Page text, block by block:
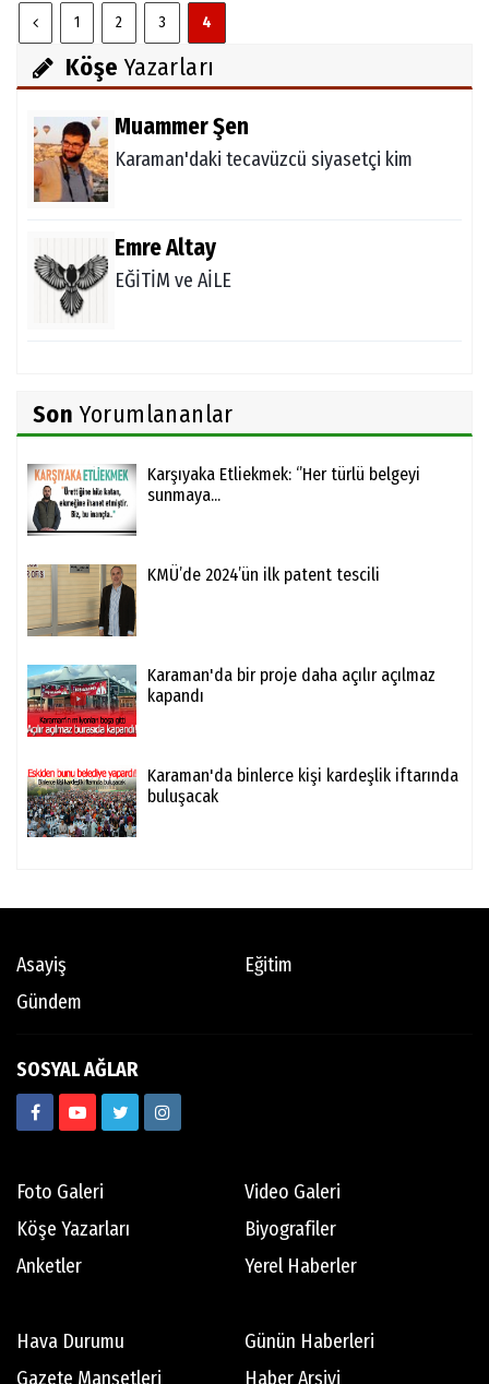
1 2 3 4
Köşe Yazarları
Muammer Şen
Karaman'daki tecavüzcü siyasetçi kim
Emre Altay
EĞİTİM ve AİLE
Son Yorumlananlar
Karşıyaka Etliekmek: ‘’Her türlü belgeyi
sunmaya...
KMÜ’de 2024’ün ilk patent tescili
Karaman'da bir proje daha açılır açılmaz
kapandı
Karaman'da binlerce kişi kardeşlik iftarında
buluşacak
Asayiş
Eğitim
Gündem
SOSYAL AĞLAR
Foto Galeri
Video Galeri
Köşe Yazarları
Biyografiler
Anketler
Yerel Haberler
Hava Durumu
Günün Haberleri
Gazete Manşetleri
Haber Arşivi